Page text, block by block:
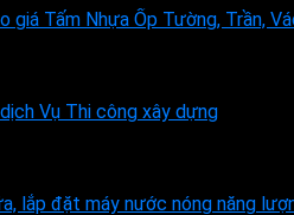
giá Tấm Nhựa Ốp Tường, Trần,
Vụ Thi công xây dựng
lắp đặt máy nước nóng năng